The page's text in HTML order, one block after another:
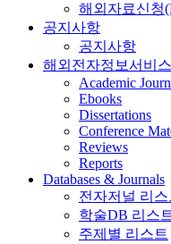
해외자료신청
공지사항
공지사항
해외전자정보서비
Academic
Ebooks
Dissertations
Conference
Reviews
Reports
Databases & Journals
전자저널 리스
학술DB 리스
주제별 리스트